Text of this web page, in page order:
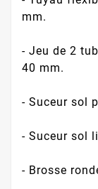
mm.
- Jeu de 2
40 mm.
- Suceur sol
- Suceur sol
- Brosse